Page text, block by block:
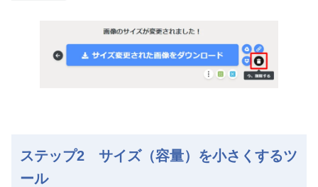
ステップ2 サイズ（容量）を小さくするツ
ール